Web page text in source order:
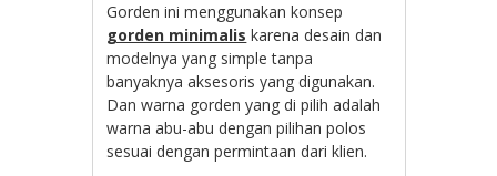
Gorden ini menggunakan konsep
gorden minimalis karena desain dan
modelnya yang simple tanpa
banyaknya aksesoris yang digunakan.
Dan warna gorden yang di pilih adalah
warna abu-abu dengan pilihan polos
sesuai dengan permintaan dari klien.